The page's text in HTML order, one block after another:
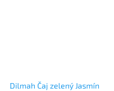
Dilmah Čaj zelený Jasmín